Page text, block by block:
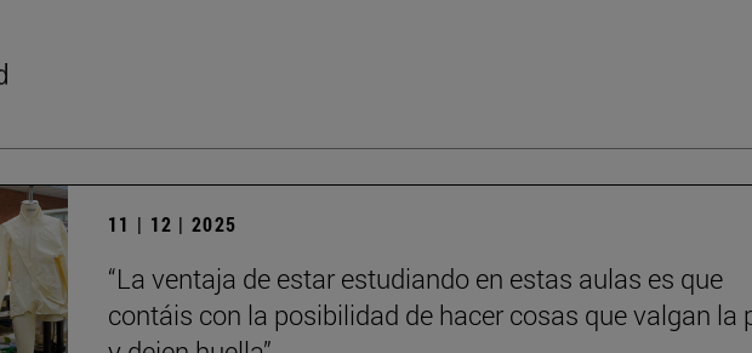
11 | 12 | 2025
“La ventaja de estar estudiando en estas aulas es que
contáis con la posibilidad de hacer cosas que valgan la